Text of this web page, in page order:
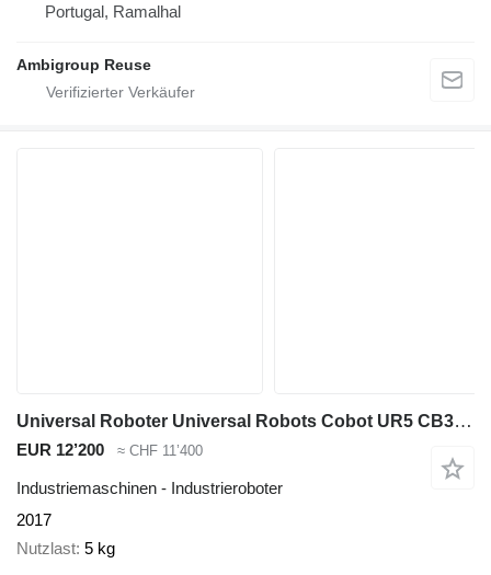
Portugal, Ramalhal
Ambigroup Reuse
Universal Roboter Universal Robots Cobot UR5 CB3 komplett 5/2017
EUR 12’200 ≈ CHF 11’400
Industriemaschinen - Industrieroboter
2017
Nutzlast 5 kg